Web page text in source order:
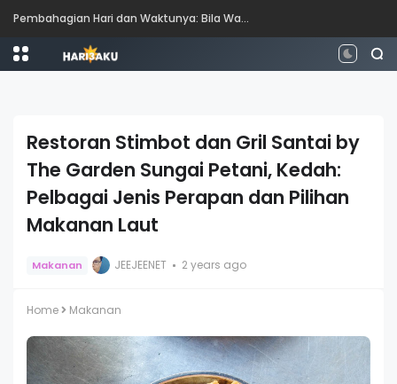
Perbezaan antara Mahasiswa, Mahasiswi, Graduan, Siswazah, Pascasiswazah, Doktor dan Pascakedoktoran
Restoran Stimbot dan Gril Santai by
The Garden Sungai Petani, Kedah:
Pelbagai Jenis Perapan dan Pilihan
Makanan Laut
Makanan JEEJEENET 2 years ago
Home Makanan